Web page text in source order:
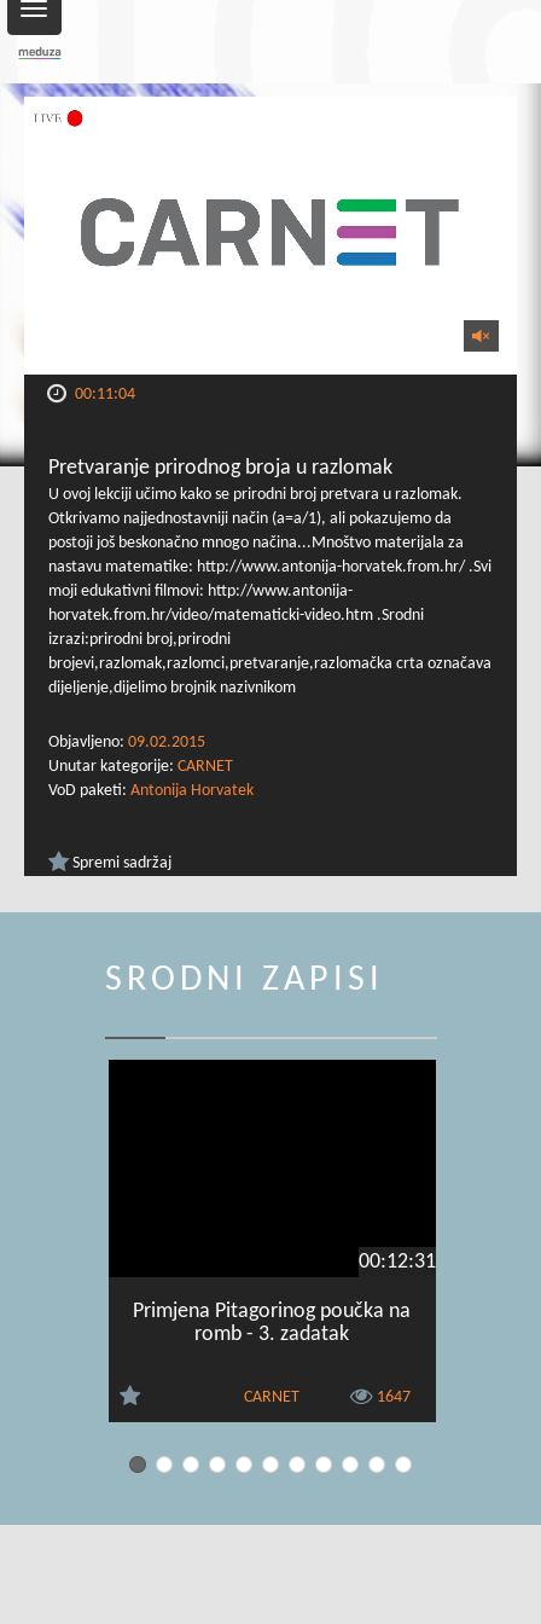
Toggle
navigation
00:11:04
Pretvaranje prirodnog broja u razlomak
U ovoj lekciji učimo kako se prirodni broj pretvara u razlomak.
Otkrivamo najjednostavniji način (a=a/1), ali pokazujemo da
postoji još beskonačno mnogo načina...Mnoštvo materijala za
nastavu matematike: http://www.antonija-horvatek.from.hr/ .Svi
moji edukativni filmovi: http://www.antonija-
horvatek.from.hr/video/matematicki-video.htm .Srodni
izrazi:prirodni broj,prirodni
brojevi,razlomak,razlomci,pretvaranje,razlomačka crta označava
dijeljenje,dijelimo brojnik nazivnikom
Objavljeno: 09.02.2015
Unutar kategorije: CARNET
VoD paketi: Antonija Horvatek
Spremi sadržaj
SRODNI ZAPISI
00:12:31
Primjena Pitagorinog poučka na
romb - 3. zadatak
CARNET 1647